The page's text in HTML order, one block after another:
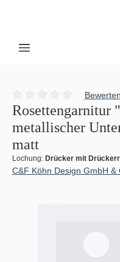
Durchschnittliche
Bewerten
Rosettengarnitur
metallischer
matt
Lochung: Drücker mit
C&F Köhn Design GmbH &